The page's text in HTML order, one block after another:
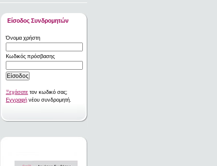
Είσοδος Συνδρομητών
Όνομα χρήστη
Κωδικός πρόσβασης
Ξεχάσατε τον κωδικό σας;
Εγγραφή νέου συνδρομητή.